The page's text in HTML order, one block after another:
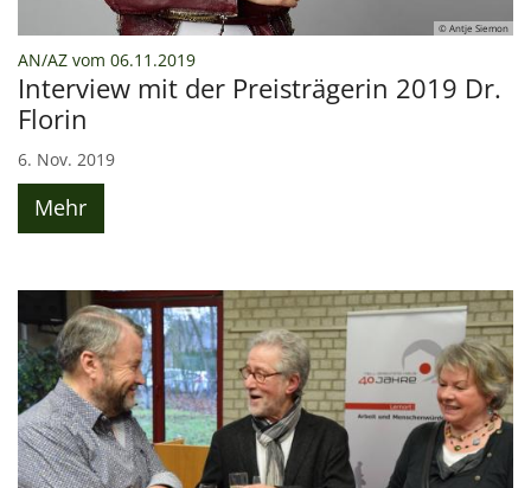
© Antje Siemon
AN/AZ vom 06.11.2019:
Interview mit der Preisträgerin 2019 Dr.
Florin
6. Nov. 2019
Mehr